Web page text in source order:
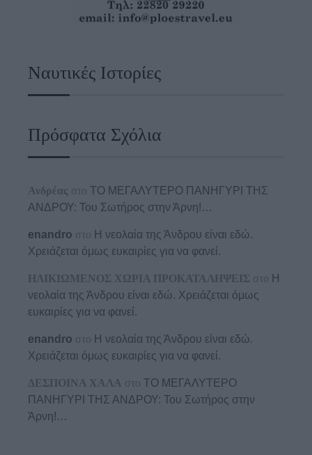
Ναυτικές Ιστορίες
Πρόσφατα Σχόλια
Ανδρέας στο ΤΟ ΜΕΓΑΛΥΤΕΡΟ ΠΑΝΗΓΥΡΙ ΤΗΣ
ΑΝΔΡΟΥ: Του Σωτήρος στην Άρνη!…
enandro στο Η νεολαία της Άνδρου είναι εδώ.
Χρειάζεται όμως ευκαιρίες για να φανεί.
ΗΛΙΚΙΩΜΕΝΟΣ ΧΩΡΙΑ ΠΡΟΚΑΤΑΛΗΨΕΙΣ στο Η
νεολαία της Άνδρου είναι εδώ. Χρειάζεται όμως
ευκαιρίες για να φανεί.
enandro στο Η νεολαία της Άνδρου είναι εδώ.
Χρειάζεται όμως ευκαιρίες για να φανεί.
ΔΕΣΠΟΙΝΑ ΧΑΛΑ στο ΤΟ ΜΕΓΑΛΥΤΕΡΟ
ΠΑΝΗΓΥΡΙ ΤΗΣ ΑΝΔΡΟΥ: Του Σωτήρος στην
Άρνη!…